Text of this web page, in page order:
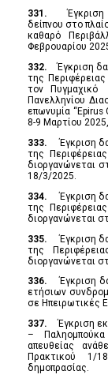
331.
δείπνου στο
καθαρό
Φεβρουαρίου
332.Έγκριση
της
τον Πυγμαχικό
Πανελληνίου
επωνυμία “Epirus
8-9 Μαρτίου
333.Έγκριση
της
διοργανώνεται
18/3/2025.
334.Έγκριση
της
διοργανώνεται
335.Έγκριση
της
διοργανώνεται
336.Έγκριση
ετήσιων
σε Ηπειρωτικές
337.Έγκριση
–
απευθείας
Πρακτικού 1/
δημοπρασίας.